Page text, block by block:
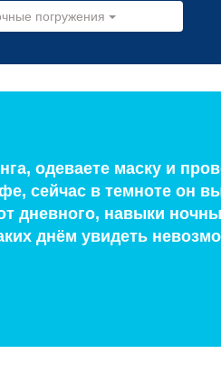
погружения
одеваете маску и
сейчас в темноте он
дневного, навыки
днём увидеть